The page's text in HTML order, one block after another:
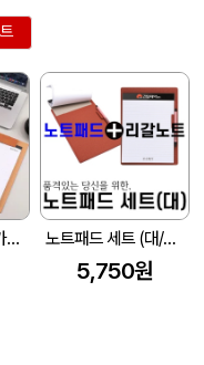
Blossom A4 PU 가죽 클립보드 메모패드 커버 1P 노트패드 세트 (대/202*281mm)
5,750원